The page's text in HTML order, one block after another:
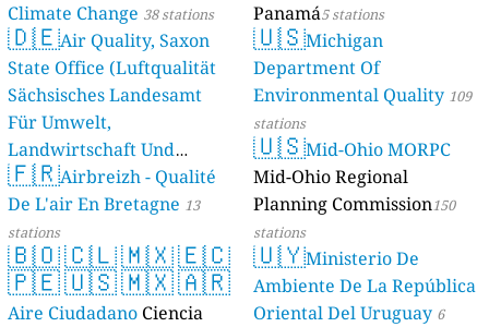
Climate Change 38 stations
🇩🇪Air Quality, Saxon
State Office (Luftqualität
Sächsisches Landesamt
Für Umwelt,
Landwirtschaft Und
Geologie) 50 stations
🇫🇷Airbreizh - Qualité
De L'air En Bretagne 13
stations
🇧🇴🇨🇱🇲🇽🇪🇨
🇵🇪🇺🇸🇲🇽🇦🇷
Aire Ciudadano Ciencia
Panamá5 stations
🇺🇸Michigan
Department Of
Environmental Quality 109
stations
🇺🇸Mid-Ohio MORPC
Mid-Ohio Regional
Planning Commission150
stations
🇺🇾Ministerio De
Ambiente De La República
Oriental Del Uruguay 6